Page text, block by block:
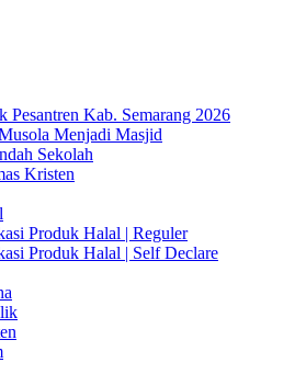
Pesantren Kab. Semarang 2026
Menjadi Masjid
Sekolah
Kristen
Produk Halal | Reguler
Produk Halal | Self Declare